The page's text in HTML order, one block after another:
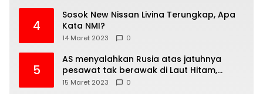
4
Sosok New Nissan Livina Terungkap, Apa
Kata NMI?
14 Maret 2023 0
5
AS menyalahkan Rusia atas jatuhnya
pesawat tak berawak di Laut Hitam,
Moskow menyangkal
15 Maret 2023 0